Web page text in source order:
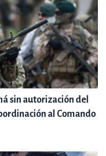
sin autorización del
al Comando